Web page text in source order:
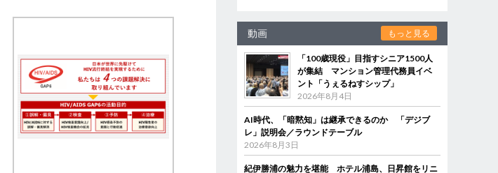
動画 もっと見る
「100歳現役」目指すシニア1500人
が集結 マンション管理代務員イベ
ント「うぇるねすシップ」
2026年8月4日
AI時代、「暗黙知」は継承できるのか 「デジブ
レ」説明会／ラウンドテーブル
2026年8月3日
紀伊勝浦の魅力を堪能 ホテル浦島、日昇館をリニ